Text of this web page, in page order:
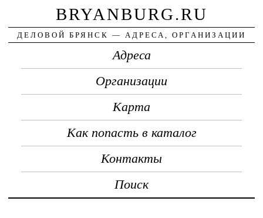
BRYANBURG.RU
ДЕЛОВОЙ БРЯНСК — АДРЕСА, ОРГАНИЗАЦИИ
Адреса
Организации
Карта
Как попасть в каталог
Контакты
Поиск